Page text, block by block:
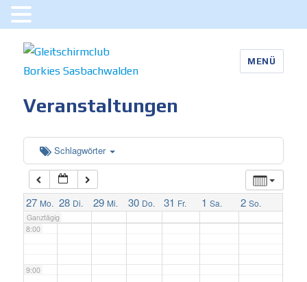
Gleitschirmclub Borkies
Sasbachwalden
MENÜ
Veranstaltungen
Schlagwörter
27 Mo. 28 Di. 29 Mi. 30 Do. 31 Fr. 1 Sa. 2 So.
Ganztägig
3:00
4:00
5:00
6:00
7:00
8:00
9:00